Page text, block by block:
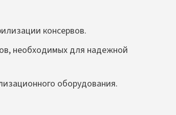
консервов.
необходимых для надежной
оборудования.